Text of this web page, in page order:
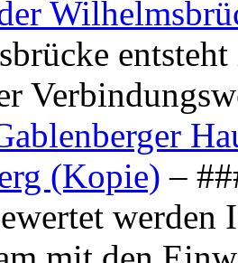
(Kopie) –
werden